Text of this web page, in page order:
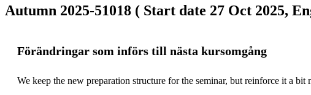
Autumn 2025-51018 ( Start date 27 Oct 2025,
Förändringar som införs till nästa kursomgång
We keep the new preparation structure for the seminar, but reinforce it a